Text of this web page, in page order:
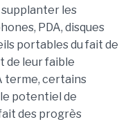
supplanter les
PDA, disques
portables du fait de
de leur faible
terme, certains
potentiel de
des progrès